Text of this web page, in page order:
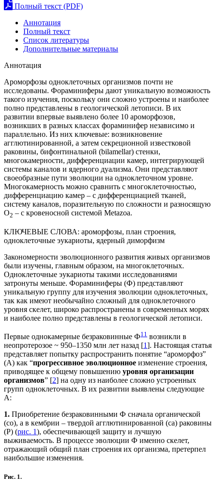
Полный текст (PDF)
Аннотация
Полный текст
Список литературы
Дополнительные материалы
Аннотация
Ароморфозы одноклеточных организмов почти не
исследованы. Фораминиферы дают уникальную возможность
такого изучения, поскольку они сложно устроены и наиболее
полно представлены в геологической летописи. В их
развитии впервые выявлено более 10 ароморфозов,
возникших в разных классах фораминифер независимо и
параллельно. Из них ключевые: возникновение
агглютинированной, а затем секреционной известковой
раковины, бифонтинальной (bilamellar) стенки,
многокамерности, дифференциации камер, интегрирующей
системы каналов и ядерного дуализма. Они представляют
своеобразные пути эволюции на одноклеточном уровне.
Многокамерность можно сравнить с многоклеточностью,
дифференциацию камер – с дифференциацией тканей,
систему каналов, поразительную по сложности и разносящую
О2 – с кровеносной системой Metazoa.
КЛЮЧЕВЫЕ СЛОВА: ароморфозы, план строения,
одноклеточные эукариоты, ядерный диморфизм
Закономерности эволюционного развития живых организмов
были изучены, главным образом, на многоклеточных.
Одноклеточные эукариоты такими исследованиями
затронуты меньше. Фораминиферы (Ф) представляют
уникальную группу для изучения эволюции одноклеточных,
так как имеют необычайно сложный для одноклеточного
уровня скелет, широко распространены в современных морях
и наиболее полно представлены в геологической летописи.
Первые однокамерные безраковинные Ф1 1 возникли в
неопротерозое ~ 950–1350 млн лет назад [1]. Настоящая статья
представляет попытку распространить понятие “ароморфоз”
(А) как “прогрессивное эволюционное изменение строения,
приводящее к общему повышению уровня организации
организмов” [2] на одну из наиболее сложно устроенных
групп одноклеточных. В их развитии выявлены следующие
А:
1. Приобретение безраковинными Ф сначала органической
(со), а в кембрии – твердой агглютинированной (са) раковины
(Р) (рис. 1), обеспечивающей защиту и лучшую
выживаемость. В процессе эволюции Ф именно скелет,
отражающий общий план строения их организма, претерпел
наибольшие изменения.
Рис. 1.